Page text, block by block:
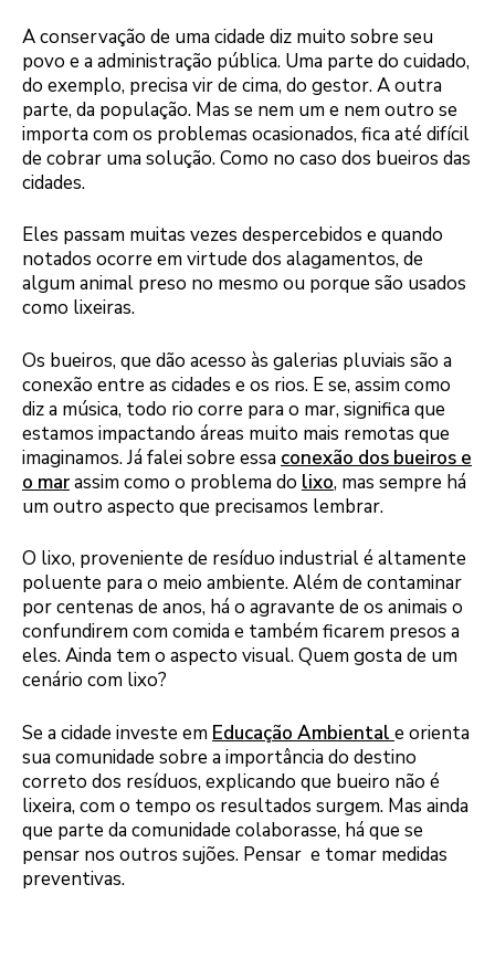
A conservação de uma cidade diz muito sobre seu
povo e a administração pública. Uma parte do cuidado,
do exemplo, precisa vir de cima, do gestor. A outra
parte, da população. Mas se nem um e nem outro se
importa com os problemas ocasionados, fica até difícil
de cobrar uma solução. Como no caso dos bueiros das
cidades.
Eles passam muitas vezes despercebidos e quando
notados ocorre em virtude dos alagamentos, de
algum animal preso no mesmo ou porque são usados
como lixeiras.
Os bueiros, que dão acesso às galerias pluviais são a
conexão entre as cidades e os rios. E se, assim como
diz a música, todo rio corre para o mar, significa que
estamos impactando áreas muito mais remotas que
imaginamos. Já falei sobre essa conexão dos bueiros e
o marassim como o problema do lixo, mas sempre há
um outro aspecto que precisamos lembrar.
O lixo, proveniente de resíduo industrial é altamente
poluente para o meio ambiente. Além de contaminar
por centenas de anos, há o agravante de os animais o
confundirem com comida e também ficarem presos a
eles. Ainda tem o aspecto visual. Quem gosta de um
cenário com lixo?
Se a cidade investe em Educação Ambiental e orienta
sua comunidade sobre a importância do destino
correto dos resíduos, explicando que bueiro não é
lixeira, com o tempo os resultados surgem. Mas ainda
que parte da comunidade colaborasse, há que se
pensar nos outros sujões. Pensar e tomar medidas
preventivas.